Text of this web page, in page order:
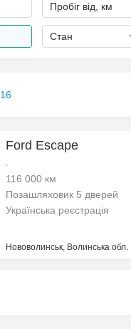
Пробіг від, км
Стан
16
Ford Escape
.
116 000 км
Позашляховик 5 дверей
Українська реєстрація
Нововолинськ, Волинська обл.